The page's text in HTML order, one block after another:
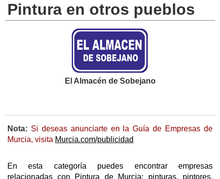
Pintura en otros pueblos
El Almacén de Sobejano
Nota: Si deseas anunciarte en la Guía de Empresas de
Murcia, visita Murcia.com/publicidad
En esta categoría puedes encontrar empresas
relacionadas con Pintura de Murcia; pinturas, pintores,